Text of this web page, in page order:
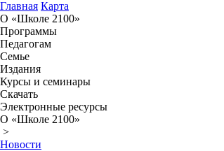
Главная Карта
О «Школе 2100»
Программы
Педагогам
Семье
Издания
Курсы и семинары
Скачать
Электронные ресурсы
О «Школе 2100»
>
Новости